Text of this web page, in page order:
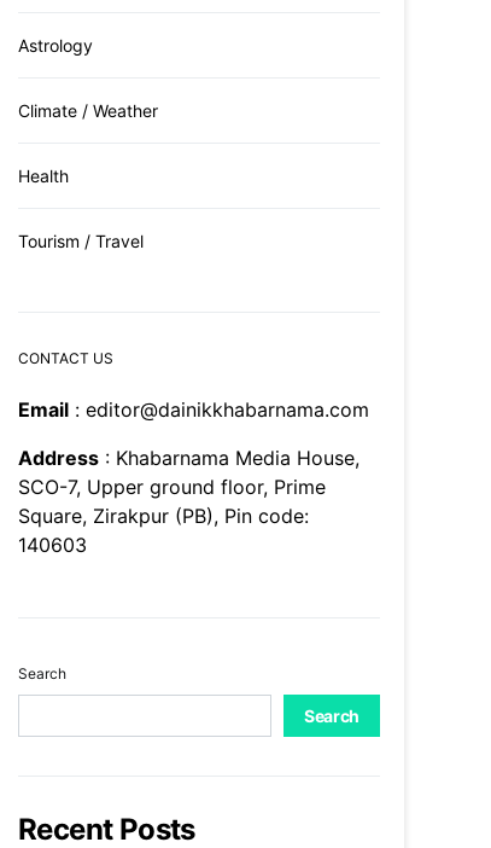
Astrology
Climate / Weather
Health
Tourism / Travel
CONTACT US
Email : editor@dainikkhabarnama.com
Address : Khabarnama Media House,
SCO-7, Upper ground floor, Prime
Square, Zirakpur (PB), Pin code:
140603
Search
Search
Recent Posts